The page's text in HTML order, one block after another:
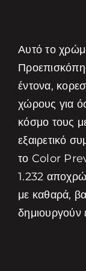
Αυτό το
έντονα,
χώρους για
κόσμο τους
εξαιρετικό
το Color
1.232
με καθαρά,